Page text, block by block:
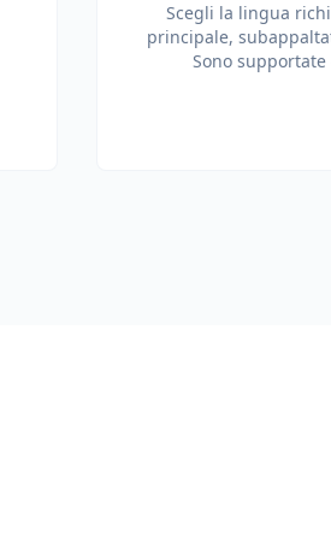
Scegli la lingua
principale,
Sono